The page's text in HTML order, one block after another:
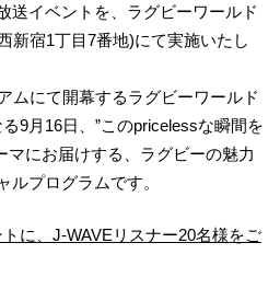
送イベントを、ラグビーワールド
新宿1丁目7番地)にて実施いたし
ムにて開幕するラグビーワールド
9月16日、”このpricelessな瞬間を
マにお届けする、ラグビーの魅力
ルプログラムです。
に、J-WAVEリスナー20名様をご